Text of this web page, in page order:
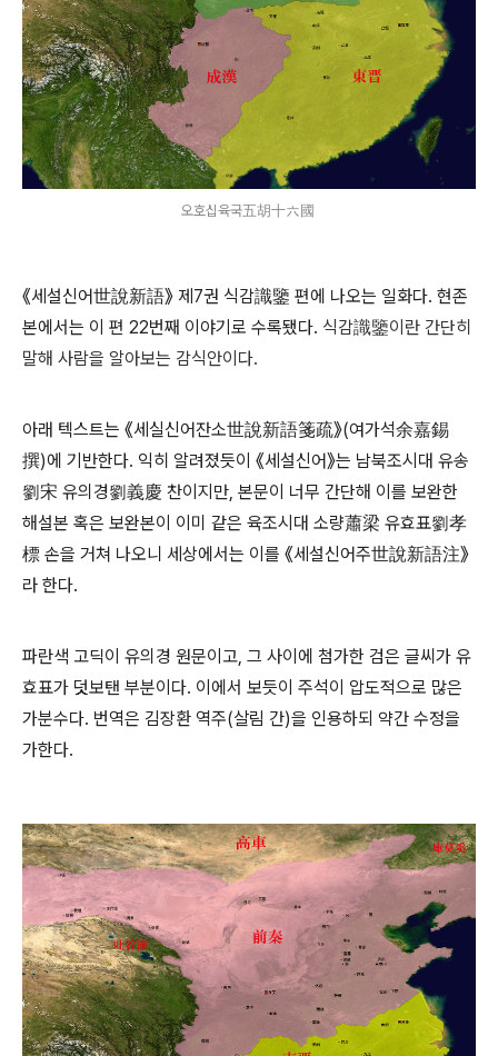
오호십육국五胡十六國
《세설신어世說新語》 제7권 식감識鑒 편에 나오는 일화다. 현존
본에서는 이 편 22번째 이야기로 수록됐다. 식감識鑒이란 간단히
말해 사람을 알아보는 감식안이다.
아래 텍스트는 《세실신어잔소世說新語箋疏》(여가석余嘉錫
撰)에 기반한다. 익히 알려졌듯이 《세설신어》는 남북조시대 유송
劉宋 유의경劉義慶 찬이지만, 본문이 너무 간단해 이를 보완한
해설본 혹은 보완본이 이미 같은 육조시대 소량蕭梁 유효표劉孝
標 손을 거쳐 나오니 세상에서는 이를 《세설신어주世說新語注》
라 한다.
파란색 고딕이 유의경 원문이고, 그 사이에 첨가한 검은 글씨가 유
효표가 덧보탠 부분이다. 이에서 보듯이 주석이 압도적으로 많은
가분수다. 번역은 김장환 역주(살림 간)을 인용하되 약간 수정을
가한다.